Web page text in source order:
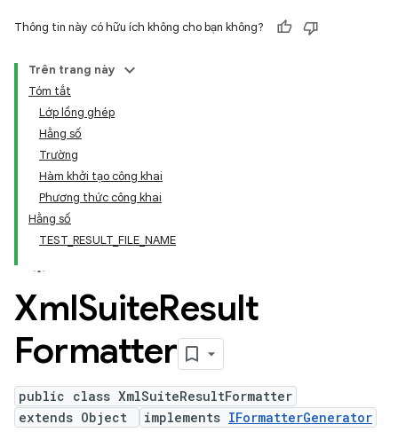
Thông tin này có hữu ích không cho bạn không?
Trên trang này
Tóm tắt
Lớp lồng ghép
Hằng số
Trường
Hàm khởi tạo công khai
Phương thức công khai
Hằng số
TEST_RESULT_FILE_NAME
XmlSuiteResult
Formatter
public class XmlSuiteResultFormatter
extends Object
implements IFormatterGenerator